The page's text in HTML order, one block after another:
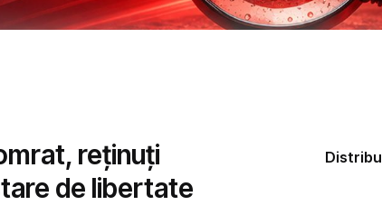
reținuți
de libertate